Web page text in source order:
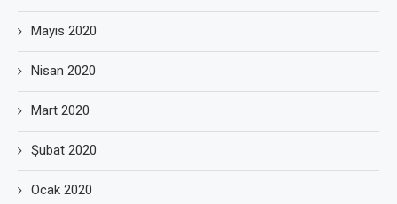
Mayıs 2020
Nisan 2020
Mart 2020
Şubat 2020
Ocak 2020